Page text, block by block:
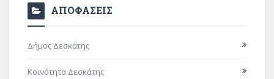
ΑΠΟΦΑΣΕΙΣ
Δήμος Δεσκάτης
Κοινότητα Δεσκάτης